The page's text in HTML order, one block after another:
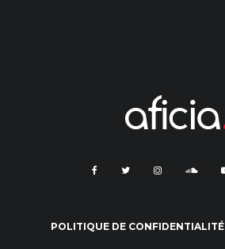
POLITIQUE DE CONFIDENTIALITÉ